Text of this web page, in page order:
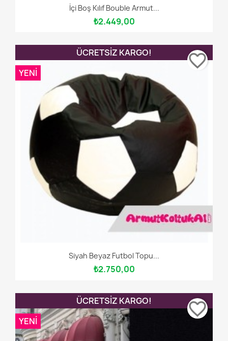
İçi Boş Kılıf Bouble Armut...
₺2.449,00
Siyah Beyaz Futbol Topu...
₺2.750,00
ÜCRETSIZ KARGO!
YENI
favorite_border
ÜCRETSIZ KARGO!
YENI
favorite_border